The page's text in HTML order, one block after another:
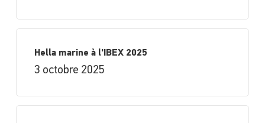
Hella marine à l'IBEX 2025
3 octobre 2025